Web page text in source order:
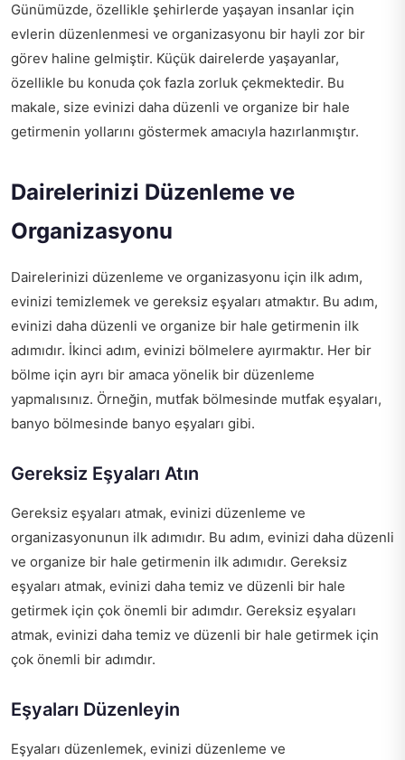
Günümüzde, özellikle şehirlerde yaşayan insanlar için
evlerin düzenlenmesi ve organizasyonu bir hayli zor bir
görev haline gelmiştir. Küçük dairelerde yaşayanlar,
özellikle bu konuda çok fazla zorluk çekmektedir. Bu
makale, size evinizi daha düzenli ve organize bir hale
getirmenin yollarını göstermek amacıyla hazırlanmıştır.
Dairelerinizi Düzenleme ve
Organizasyonu
Dairelerinizi düzenleme ve organizasyonu için ilk adım,
evinizi temizlemek ve gereksiz eşyaları atmaktır. Bu adım,
evinizi daha düzenli ve organize bir hale getirmenin ilk
adımıdır. İkinci adım, evinizi bölmelere ayırmaktır. Her bir
bölme için ayrı bir amaca yönelik bir düzenleme
yapmalısınız. Örneğin, mutfak bölmesinde mutfak eşyaları,
banyo bölmesinde banyo eşyaları gibi.
Gereksiz Eşyaları Atın
Gereksiz eşyaları atmak, evinizi düzenleme ve
organizasyonunun ilk adımıdır. Bu adım, evinizi daha düzenli
ve organize bir hale getirmenin ilk adımıdır. Gereksiz
eşyaları atmak, evinizi daha temiz ve düzenli bir hale
getirmek için çok önemli bir adımdır. Gereksiz eşyaları
atmak, evinizi daha temiz ve düzenli bir hale getirmek için
çok önemli bir adımdır.
Eşyaları Düzenleyin
Eşyaları düzenlemek, evinizi düzenleme ve